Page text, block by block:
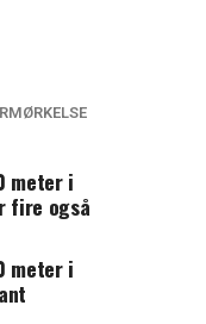
meter i
fire også
meter i